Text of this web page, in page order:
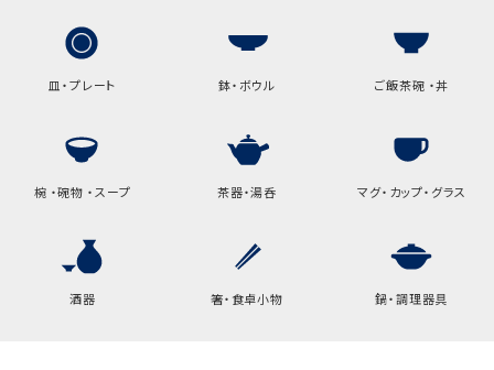
の商品は、ギフト袋にお入れい
たします。
手提げ袋について
A:京名所 袋
皿・プレート 鉢・ボウル ご飯茶碗 ・丼
椀 ・碗物 ・スープ 茶器・湯呑 マグ・カップ・グラス
酒器 箸・食卓小物 鍋・調理器具